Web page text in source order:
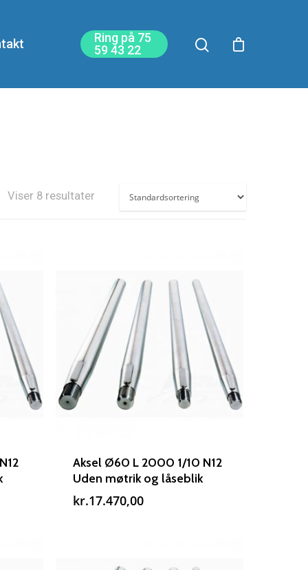
Ring på 75
59 43 22
Viser 8 resultater
Aksel Ø60 L 2000 1/10 N12
Uden møtrik og låseblik
kr.17.470,00